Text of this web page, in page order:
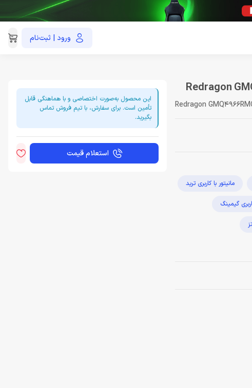
ورود | ثبت‌نام021-91035390
Redragon
مانیتور با کاربری ترید
گیمینگ
این محصول به‌صورت اختصاصی و با هماهنگی قابل
تأمین است. برای سفارش، با تیم فروش تماس
بگیرید.
استعلام قیمت